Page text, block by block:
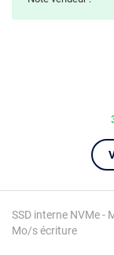
SSD interne NVMe -
Mo/s écriture